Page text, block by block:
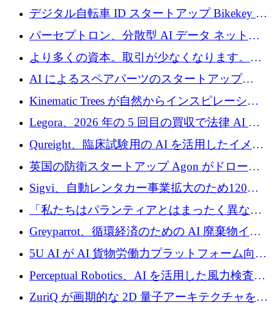
規模拡大を支援するために11億ユーロのファ
ンドVIを閉鎖
デジタル自転車 ID スタートアップ Bikekey が
TÖNNJES への投資を確保
パーセプトロン、分散型 AI データ ネットワ
ークの構築に 650 万ドルを調達
より多くの資本。取引が少なくなります。
2026 年上半期がヨーロッパのテクノロジーに
ついて語ること
AI によるスペアパーツのスタートアップ
Intropy が 1,100 万ドルを調達
Kinematic Trees が自然からインスピレーショ
ンを得たロボット ソフトウェアを拡張するた
めに 58 万 5,000 ポンドを調達
Legora、2026 年の 5 回目の買収で法律 AI ス
タートアップ Wexler を買収
Qureight、臨床試験用の AI を活用したイメー
ジング プラットフォームを拡張するためにシ
リーズ B で 2,000 万ドルを確保
英国の防衛スタートアップ Agon がドローン
攻撃に対抗する仮想戦場を構築、3,000 万ドル
を調達
Sigvi、自動レンタカー事業拡大のため120万
ユーロを調達
「私たちはパランティアとはまったく異なる
会社です」とフランス人の「控えめな」後任
者は言う
Greyparrot、循環経済のための AI 廃棄物イン
テリジェンスを拡張するためにシリーズ B で
2,700 万ドルを確保
5U AI が AI 貨物労働力プラットフォーム向け
に 320 万ドルのプレシードを獲得
Perceptual Robotics、AI を活用した風力検査の
規模拡大に向けて 400 万ポンド以上を確保
ZuriQ が画期的な 2D 量子アーキテクチャを拡